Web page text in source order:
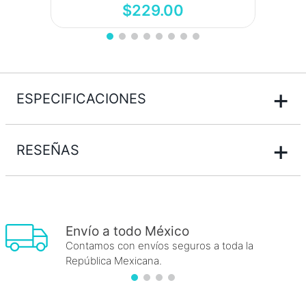
$229.00
ESPECIFICACIONES +
RESEÑAS +
Envío a todo México
Contamos con envíos seguros a toda la
República Mexicana.